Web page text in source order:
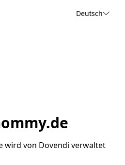
Deutsch
wird von Dovendi verwaltet